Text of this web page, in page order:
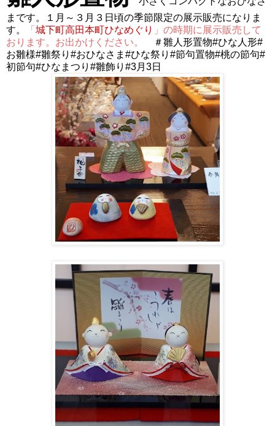
まです。１月～３月３日頃の季節限定の展示販売になりま
す。
「 城下町高田本町ひなめぐり 」の時期に展示販売して
おります。お出かけください。
＃雛人形置物#ひな人形#
お雛様#雛祭り#おひなさま#ひな祭り #節句置物#桃の節句#
初節句#ひなまつり#雛飾り#3月3日